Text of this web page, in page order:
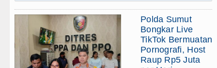
Polda Sumut
Bongkar Live
TikTok Bermuatan
Pornografi, Host
Raup Rp5 Juta